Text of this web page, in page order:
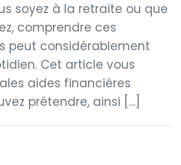
soyez à la retraite ou que
comprendre ces
peut considérablement
Cet article vous
aides financières
prétendre, ainsi […]